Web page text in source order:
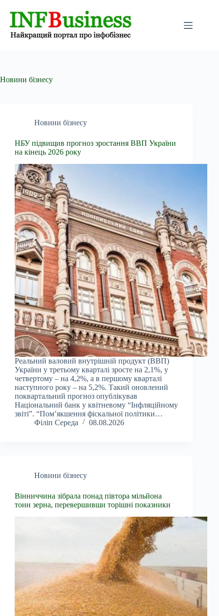
Новини бізнесу
Новини бізнесу
НБУ підвищив прогноз зростання ВВП України
на кінець 2026 року
Реальний валовий внутрішній продукт (ВВП)
України у третьому кварталі зросте на 2,1%, у
четвертому – на 4,2%, а в першому кварталі
наступного року – на 5,2%. Такий оновлений
поквартальний прогноз опублікував
Національний банк у квітневому “Інфляційному
звіті”. “Пом’якшення фіскальної політики…
Філіп Середа
08.08.2026
Новини бізнесу
Вінниччина зібрала понад півтора мільйона
тонн зерна, перевершивши торішні показники